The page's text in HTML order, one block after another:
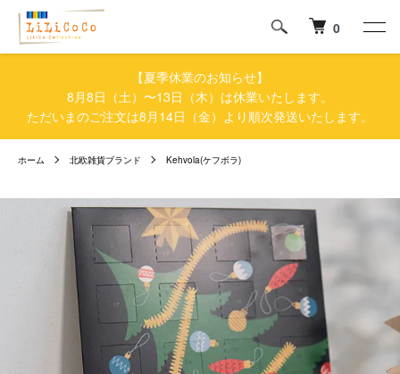
0
【夏季休業のお知らせ】
8月8日（土）〜13日（木）は休業いたします。
ただいまのご注文は8月14日（金）より順次発送いたします。
ホーム 北欧雑貨ブランド Kehvola(ケフボラ)